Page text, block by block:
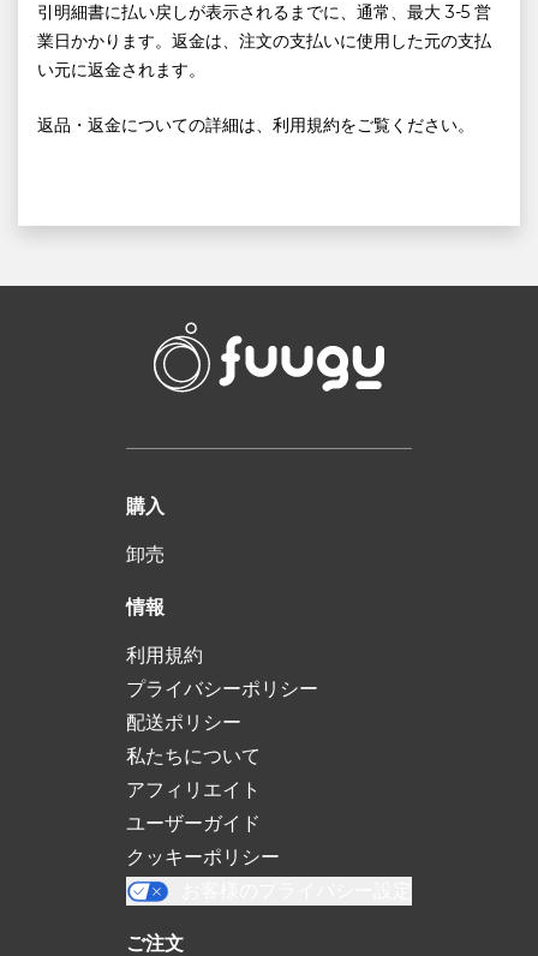
引明細書に払い戻しが表示されるまでに、通常、最大 3-5 営
業日かかります。返金は、注文の支払いに使用した元の支払
い元に返金されます。
返品・返金についての詳細は、利用規約をご覧ください。
購入
卸売
情報
利用規約
プライバシーポリシー
配送ポリシー
私たちについて
アフィリエイト
ユーザーガイド
クッキーポリシー
ご注文